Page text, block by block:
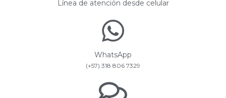
Línea de atención desde celular
WhatsApp
(+57) 318 806 7329